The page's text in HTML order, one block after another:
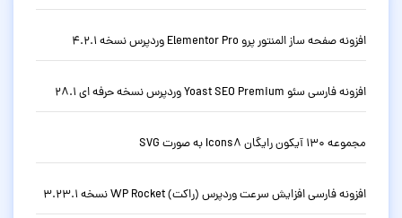
افزونه صفحه ساز المنتور پرو Elementor Pro وردپرس نسخه 4.2.1
افزونه فارسی سئو Yoast SEO Premium وردپرس نسخه حرفه ای 28.1
مجموعه 130 آیکون رایگان Icons8 به صورت SVG
افزونه فارسی افزایش سرعت وردپرس (راکت) WP Rocket نسخه 3.23.1